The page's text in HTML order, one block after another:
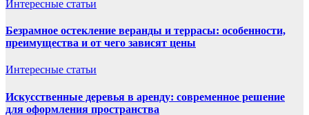
Интересные статьи
Безрамное остекление веранды и террасы: особенности,
преимущества и от чего зависят цены
Интересные статьи
Искусственные деревья в аренду: современное решение
для оформления пространства